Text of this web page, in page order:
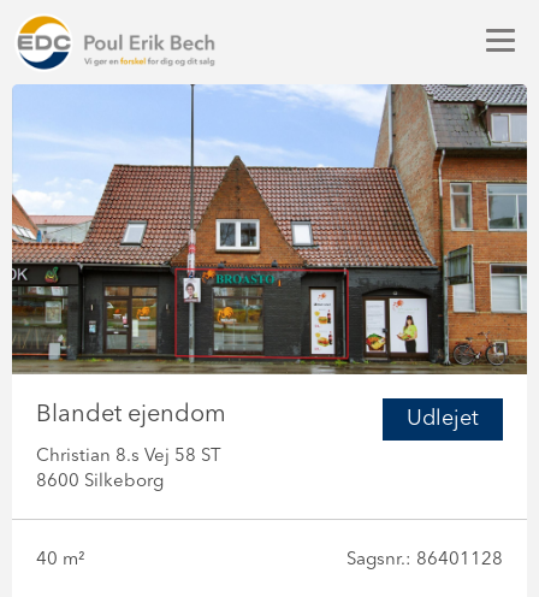
Udlejet
Blandet ejendom
Christian 8.s Vej 58 ST
8600 Silkeborg
40 m² Sagsnr.: 86401128